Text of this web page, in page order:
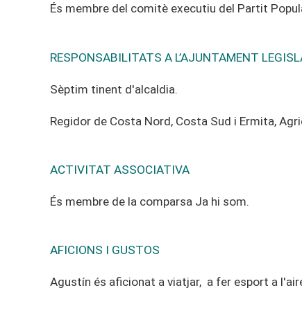
És membre del comitè executiu del Partit
RESPONSABILITATS A L’AJUNTAMENT
Sèptim tinent d'alcaldia.
Regidor de Costa Nord, Costa Sud i Ermita,
ACTIVITAT ASSOCIATIVA
És membre de la comparsa Ja hi som.
AFICIONS I GUSTOS
Agustín és aficionat a viatjar, a fer esport a